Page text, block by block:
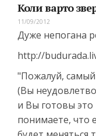
Коли варто
11/09/2012
Дуже непогана
http://
"Пожалуй,
(Вы
и Вы готовы
понимаете, что